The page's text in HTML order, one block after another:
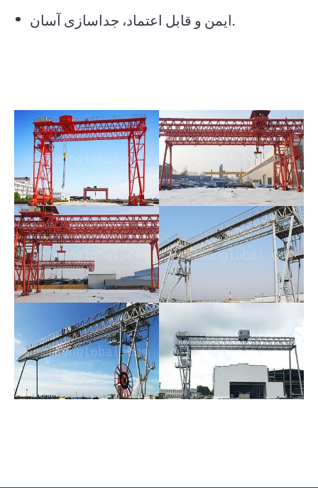
ایمن و قابل اعتماد، جداسازی آسان.